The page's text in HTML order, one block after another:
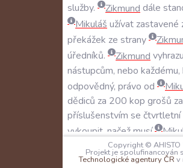
služby. Zikmund dále
Mikuláš užívat zastavené
překážek ze strany
úředníků. Zikmund
nástupcům, nebo každému,
odpovědný, právo od
dědiců za 200 kop grošů
příslušenstvím se čtvrtletní
vykoupit načežmusí
zboží ihned bez
Zikmunddále ustanovuje,
Copyright ©
Projekt je spolufinancován
Technologické agentury ČR v